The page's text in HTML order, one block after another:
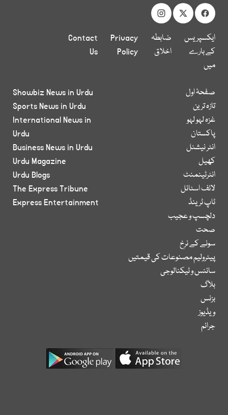
ایکسپریس
کے بارے
میں
ضابطہ
اخلاق
Privacy
Policy
Contact
Us
صفحۂ اول
تازہ ترین
غزہ لہو لہو
پاکستان
انٹر نیشنل
کھیل
انٹرٹینمنٹ
لائف اسٹائل
ٹاپ ٹرینڈ
دلچسپ و عجیب
صحت
سونے کے نرخ
پیٹرولیم مصنوعات کی قیمتیں
سائنس و ٹیکنالوجی
بلاگ
بزنس
ویڈیوز
جرائم
Showbiz News in Urdu
Sports News in Urdu
International News in
Urdu
Business News in Urdu
Urdu Magazine
Urdu Blogs
The Express Tribune
Express Entertainment